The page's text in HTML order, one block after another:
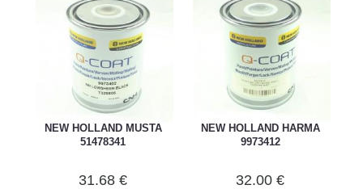
NEW HOLLAND MUSTA
51478341
31.68 €
NEW HOLLAND HARMA
9973412
32.00 €